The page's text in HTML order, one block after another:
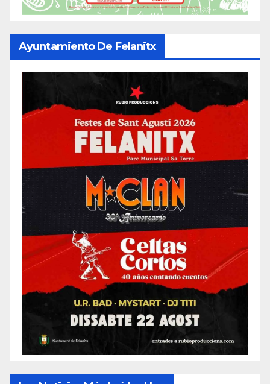
Ayuntamiento De Felanitx